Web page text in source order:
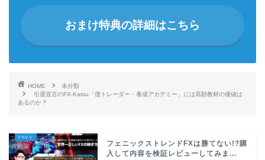
おまけ特典の詳細はこちら
HOME
未分類
引退宣言のFX-Katsu「億トレーダー・養成アカデミー」には高額教材の価値は
あるのか？
フェニックストレンドFXは勝てない!?購
入して内容を検証レビューしてみま...